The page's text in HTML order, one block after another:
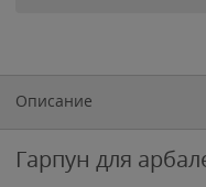
Описание
Гарпун для